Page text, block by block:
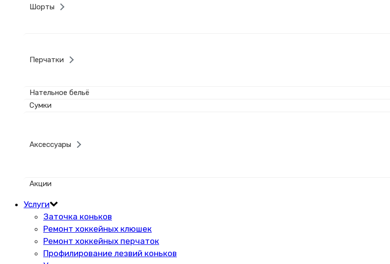
Шорты
Перчатки
Нательное бельё
Сумки
Аксессуары
Акции
Услуги
Заточка коньков
Ремонт хоккейных клюшек
Ремонт хоккейных перчаток
Профилирование лезвий коньков